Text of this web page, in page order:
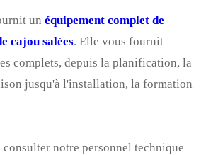
un équipement complet de
cajou salées. Elle vous fournit
complets, depuis la planification, la
jusqu'à l'installation, la formation
notre personnel technique